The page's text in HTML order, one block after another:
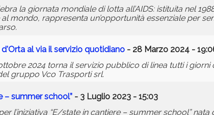
la giornata mondiale di lotta all’AIDS: istituita nel
mondo, rappresenta un’opportunità essenziale per
al via il servizio quotidiano - 28 Marzo 2024 -
2024 torna il servizio pubblico di linea tutti i
gruppo Vco Trasporti srl.
– summer school” - 3 Luglio 2023 - 15:03
l’iniziativa “E/state in cantiere – summer school”